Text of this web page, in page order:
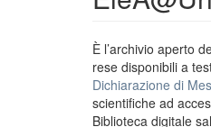
È l’archivio aperto
rese disponibili a
Dichiarazione di
scientifiche ad
Biblioteca digitale